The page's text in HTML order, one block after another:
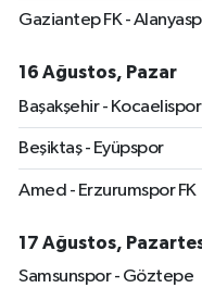
Gaziantep FK -
16 Ağustos, Pazar
Başakşehir - Kocaelispor
Beşiktaş - Eyüpspor
Amed - Erzurumspor FK
17 Ağustos,
Samsunspor - Göztepe